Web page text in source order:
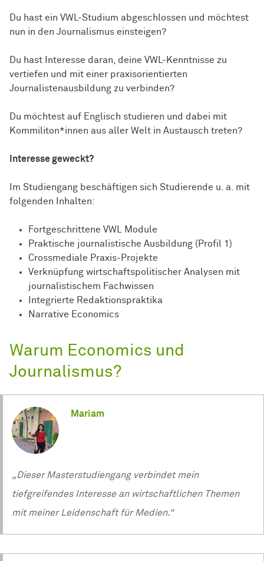
Du hast ein VWL-Studium abgeschlossen und möchtest
nun in den Journalismus einsteigen?
Du hast Interesse daran, deine VWL-Kenntnisse zu
vertiefen und mit einer praxisorientierten
Journalistenausbildung zu verbinden?
Du möchtest auf Englisch studieren und dabei mit
Kommiliton*innen aus aller Welt in Austausch treten?
Interesse geweckt?
Im Studiengang beschäftigen sich Studierende u. a. mit
folgenden Inhalten:
Fortgeschrittene VWL Module
Praktische journalistische Ausbildung (Profil 1)
Crossmediale Praxis-Projekte
Verknüpfung wirtschaftspolitischer Analysen mit
journalistischem Fachwissen
Integrierte Redaktionspraktika
Narrative Economics
Warum Economics und
Journalismus?
Mariam
„Dieser Masterstudiengang verbindet mein
tiefgreifendes Interesse an wirtschaftlichen Themen
mit meiner Leidenschaft für Medien.“